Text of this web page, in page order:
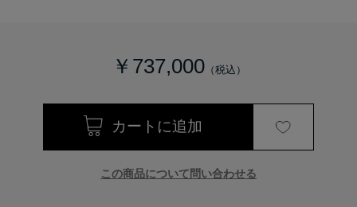
￥737,000
この商品について問い合わせる